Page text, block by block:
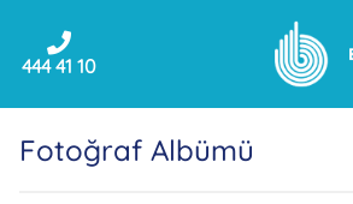
444 41 10
Fotoğraf Albümü